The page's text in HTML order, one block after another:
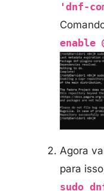
'dnf-
enable
Agora
para
sudo